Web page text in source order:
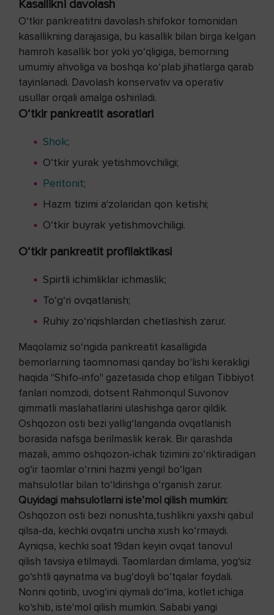
Kasallikni davolash
O‘tkir pankreatitni davolash shifokor tomonidan
kasallikning darajasiga, bu kasallik bilan birga kelgan
hamroh kasallik bor yoki yo‘qligiga, bemorning
umumiy ahvoliga va boshqa ko‘plab jihatlarga qarab
tayinlanadi. Davolash konservativ va operativ
usullar orqali amalga oshiriladi.
O‘tkir pankreatit asoratlari
Shok;
O‘tkir yurak yetishmovchiligi;
Peritonit;
Hazm tizimi a'zolaridan qon ketishi;
O‘tkir buyrak yetishmovchiligi.
O‘tkir pankreatit profilaktikasi
Spirtli ichimliklar ichmaslik;
To‘g‘ri ovqatlanish;
Ruhiy zo‘riqishlardan chetlashish zarur.
Maqolamiz so‘ngida pankreatit kasalligida
bemorlarning taomnomasi qanday bo‘lishi kerakligi
haqida "Shifo-info" gazetasida chop etilgan Tibbiyot
fanlari nomzodi, dotsent Rahmonqul Suvonov
qimmatli maslahatlarini ulashishga qaror qildik.
Oshqozon osti bezi yallig‘langanda ovqatlanish
borasida nafsga berilmaslik kerak. Bir qarashda
mazali, ammo oshqozon-ichak tizimini zo‘riktiradigan
og‘ir taomlar o‘rnini hazmi yengil bo‘lgan
mahsulotlar bilan to‘ldirishga o‘rganish zarur.
Quyidagi mahsulotlarni iste’mol qilish mumkin:
Oshqozon osti bezi nonushta,tushlikni yaxshi qabul
qilsa-da, kechki ovqatni uncha xush ko‘rmaydi.
Ayniqsa, kechki soat 19dan keyin ovqat tanovul
qilish tavsiya etilmaydi. Taomlardan dimlama, yog‘siz
go‘shtli qaynatma va bug‘doyli bo‘tqalar foydali.
Nonni qotirib, uvog‘ini qiymali do‘lma, kotlet ichiga
ko‘shib, iste'mol qilish mumkin. Sababi yangi